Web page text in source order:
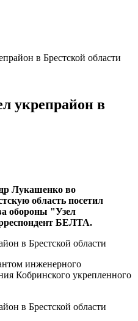
в Брестской области
укрепрайон в
Лукашенко во
область посетил
обороны "Узел
БЕЛТА.
инженерного
Кобринского укрепленного